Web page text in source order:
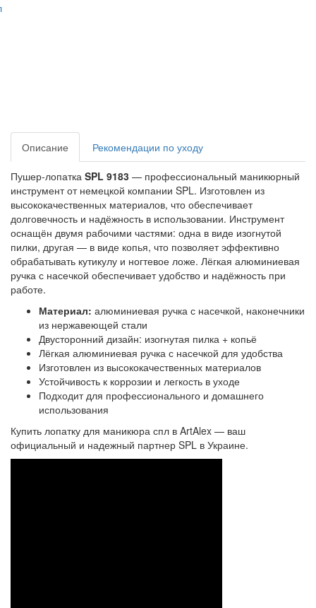
Описание Рекомендации по уходу
Пушер‑лопатка SPL 9183 — профессиональный маникюрный
инструмент от немецкой компании SPL. Изготовлен из
высококачественных материалов, что обеспечивает
долговечность и надёжность в использовании. Инструмент
оснащён двумя рабочими частями: одна в виде изогнутой
пилки, другая — в виде копья, что позволяет эффективно
обрабатывать кутикулу и ногтевое ложе. Лёгкая алюминиевая
ручка с насечкой обеспечивает удобство и надёжность при
работе.
Материал: алюминиевая ручка с насечкой, наконечники
из нержавеющей стали
Двусторонний дизайн: изогнутая пилка + копьё
Лёгкая алюминиевая ручка с насечкой для удобства
Изготовлен из высококачественных материалов
Устойчивость к коррозии и легкость в уходе
Подходит для профессионального и домашнего
использования
Купить лопатку для маникюра спл в ArtAlex — ваш
официальный и надежный партнер SPL в Украине.